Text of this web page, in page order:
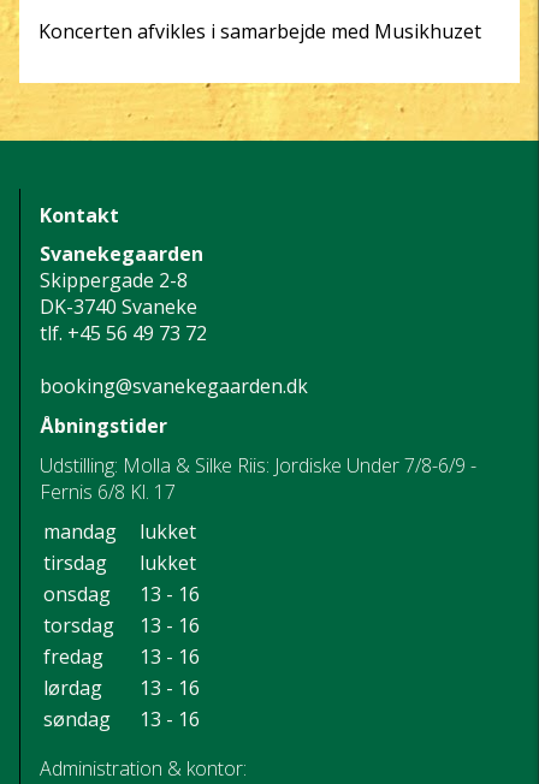
Koncerten afvikles i samarbejde med Musikhuzet
Kontakt
Svanekegaarden
Skippergade 2-8
DK-3740 Svaneke
tlf. +45 56 49 73 72
booking@svanekegaarden.dk
Åbningstider
Udstilling: Molla & Silke Riis: Jordiske Under 7/8-6/9 -
Fernis 6/8 Kl. 17
mandag
lukket
tirsdag
lukket
onsdag
13 - 16
torsdag
13 - 16
fredag
13 - 16
lørdag
13 - 16
søndag
13 - 16
Administration & kontor: